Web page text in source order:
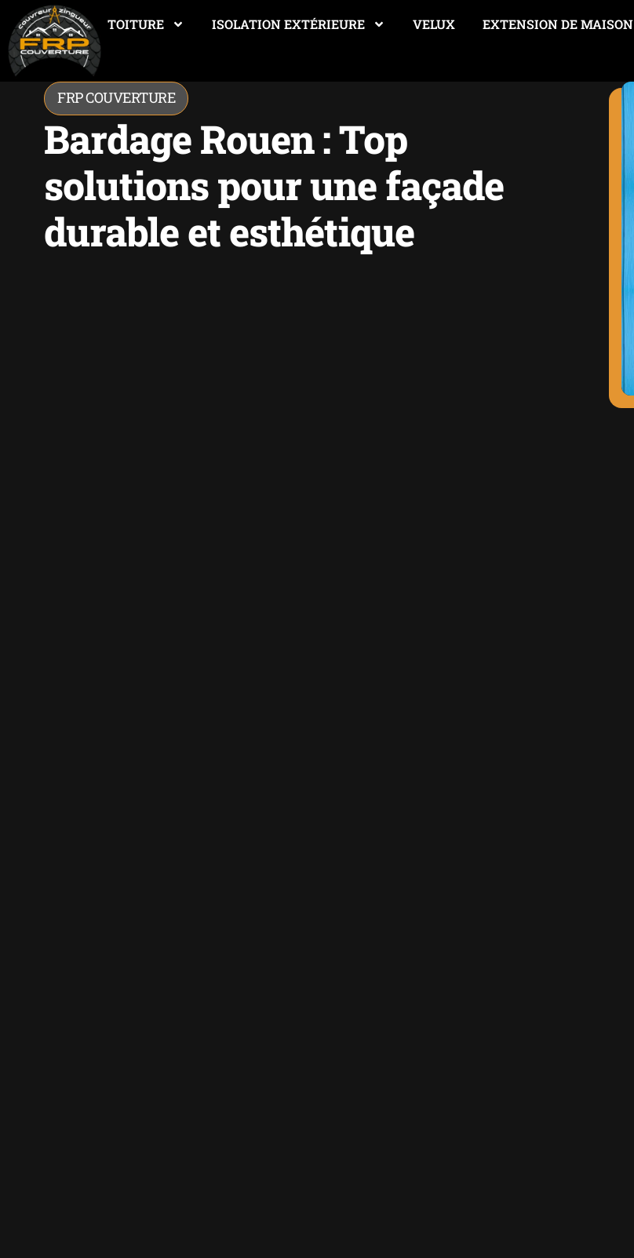
TOITURE ISOLATION EXTÉRIEURE VELUX EXTENSION DE MAISON
FRP COUVERTURE
Bardage Rouen : Top
solutions pour une façade
durable et esthétique